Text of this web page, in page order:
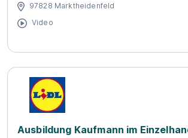
97828 Marktheidenfeld
Video
Ausbildung Kaufmann im